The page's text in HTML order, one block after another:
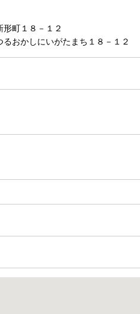
形町１８－１２
るおかしにいがたまち１８－１２